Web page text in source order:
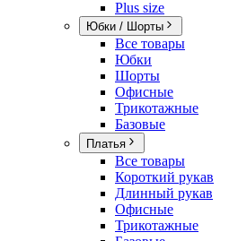
Plus size
Юбки / Шорты
Все товары
Юбки
Шорты
Офисные
Трикотажные
Базовые
Платья
Все товары
Короткий рукав
Длинный рукав
Офисные
Трикотажные